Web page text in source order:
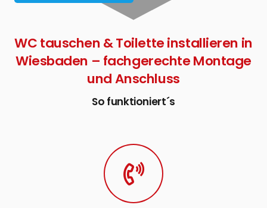
WC tauschen & Toilette installieren in
Wiesbaden – fachgerechte Montage
und Anschluss
So funktioniert´s